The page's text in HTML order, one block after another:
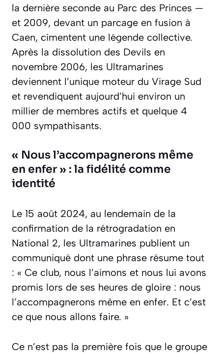
la dernière seconde au Parc des Princes —
et 2009, devant un parcage en fusion à
Caen, cimentent une légende collective.
Après la dissolution des Devils en
novembre 2006, les Ultramarines
deviennent l’unique moteur du Virage Sud
et revendiquent aujourd’hui environ un
millier de membres actifs et quelque 4
000 sympathisants.
« Nous l’accompagnerons même
en enfer » : la fidélité comme
identité
Le 15 août 2024, au lendemain de la
confirmation de la rétrogradation en
National 2, les Ultramarines publient un
communiqué dont une phrase résume tout
: « Ce club, nous l’aimons et nous lui avons
promis lors de ses heures de gloire : nous
l’accompagnerons même en enfer. Et c’est
ce que nous allons faire. »
Ce n’est pas la première fois que le groupe